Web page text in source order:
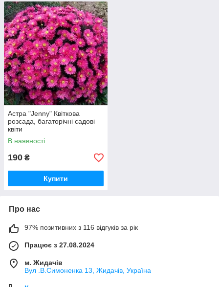
Астра "Jenny" Квіткова
розсада, багаторічні садові
квіти
В наявності
190 ₴
Купити
Про нас
97% позитивних з 116 відгуків за рік
Працює з 27.08.2024
м. Жидачів
Вул .В.Симоненка 13, Жидачів, Україна